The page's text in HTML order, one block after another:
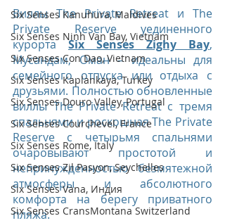
Six Senses Kanuhura, Maldives
Six Senses Ninh Van Bay, Vietnam
Six Senses Con Dao, Vietnam
Six Senses Kaplankaya, Turkey
Six Senses Douro Valley, Portugal
Six Senses Courchevel, France
Six Senses Rome, Italy
Six Senses Zil Pasyon, Seychelles
Six Senses Vana, Индия
Six Senses CransMontana Switzerland
Виллы The Private Retreat и The
Private Reserve уединенного
курорта Six Senses Zighy Bay,
Мусандам, Оман – идеальны для
семейного отпуска или отдыха с
друзьями. Полностью обновленные
виллы The Private Retreat с тремя
спальнями и роскошная The Private
Reserve с четырьмя спальнями
очаровывают простотой и
непринужденностью безмятежной
атмосферы и абсолютного
комфорта на берегу приватного
пляжа.